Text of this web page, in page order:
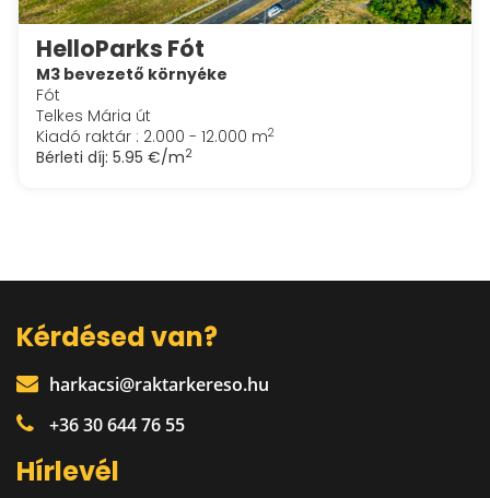
HelloParks Fót
M3 bevezető környéke
Fót
Telkes Mária út
Kiadó raktár : 2.000 - 12.000 m2
Bérleti díj: 5.95 €/m2
Kérdésed van?
harkacsi@raktarkereso.hu
+36 30 644 76 55
Hírlevél